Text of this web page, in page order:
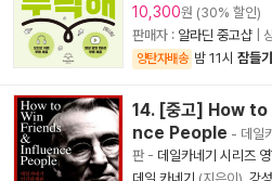
10,300원 (30% 할인)
판매자 : 알라딘 중고샵 |
양탄자배송 밤 11시 잠들
14. [중고] How
nce People - 데일
판- 데일카네기 시리즈